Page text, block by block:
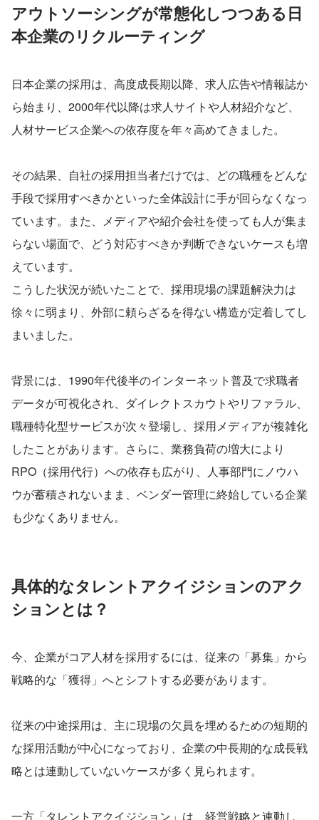
アウトソーシングが常態化しつつある日
本企業のリクルーティング
日本企業の採用は、高度成長期以降、求人広告や情報誌か
ら始まり、2000年代以降は求人サイトや人材紹介など、
人材サービス企業への依存度を年々高めてきました。
その結果、自社の採用担当者だけでは、どの職種をどんな
手段で採用すべきかといった全体設計に手が回らなくなっ
ています。また、メディアや紹介会社を使っても人が集ま
らない場面で、どう対応すべきか判断できないケースも増
えています。
こうした状況が続いたことで、採用現場の課題解決力は
徐々に弱まり、外部に頼らざるを得ない構造が定着してし
まいました。
背景には、1990年代後半のインターネット普及で求職者
データが可視化され、ダイレクトスカウトやリファラル、
職種特化型サービスが次々登場し、採用メディアが複雑化
したことがあります。さらに、業務負荷の増大により
RPO（採用代行）への依存も広がり、人事部門にノウハ
ウが蓄積されないまま、ベンダー管理に終始している企業
も少なくありません。
具体的なタレントアクイジションのアク
ションとは？
今、企業がコア人材を採用するには、従来の「募集」から
戦略的な「獲得」へとシフトする必要があります。
従来の中途採用は、主に現場の欠員を埋めるための短期的
な採用活動が中心になっており、企業の中長期的な成長戦
略とは連動していないケースが多く見られます。
一方「タレントアクイジション」は、経営戦略と連動し、